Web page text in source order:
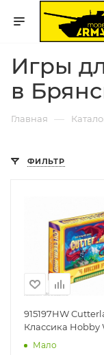
Игры
в
Главная —
ФИЛЬТР
915197HW
Классика Hobby
Мало